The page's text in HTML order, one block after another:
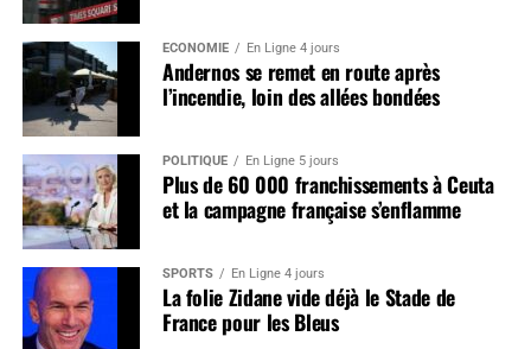
ÉCONOMIE En Ligne 4 jours
Andernos se remet en route après
l’incendie, loin des allées bondées
POLITIQUE En Ligne 5 jours
Plus de 60 000 franchissements à Ceuta
et la campagne française s’enflamme
SPORTS En Ligne 4 jours
La folie Zidane vide déjà le Stade de
France pour les Bleus